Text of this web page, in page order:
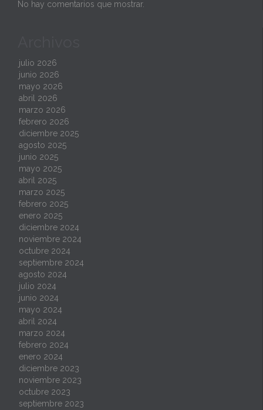
No hay comentarios que mostrar.
julio 2026
junio 2026
mayo 2026
abril 2026
marzo 2026
febrero 2026
diciembre 2025
agosto 2025
junio 2025
mayo 2025
abril 2025
marzo 2025
febrero 2025
enero 2025
diciembre 2024
noviembre 2024
octubre 2024
septiembre 2024
agosto 2024
julio 2024
junio 2024
mayo 2024
abril 2024
marzo 2024
febrero 2024
enero 2024
diciembre 2023
noviembre 2023
octubre 2023
septiembre 2023